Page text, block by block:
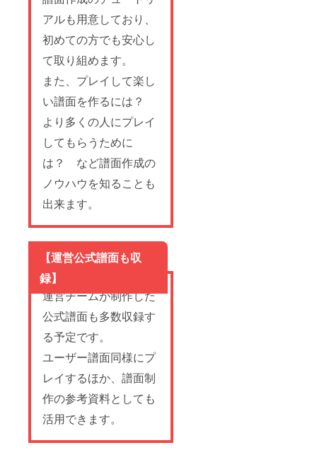
アルも用意しており、
初めての方でも安心し
て取り組めます。
また、プレイして楽し
い譜面を作るには？
より多くの人にプレイ
してもらうために
は？ など譜面作成の
ノウハウを知ることも
出来ます。
【運営公式譜面も収
録】
運営チームが制作した
公式譜面も多数収録す
る予定です。
ユーザー譜面同様にプ
レイするほか、譜面制
作の参考資料としても
活用できます。